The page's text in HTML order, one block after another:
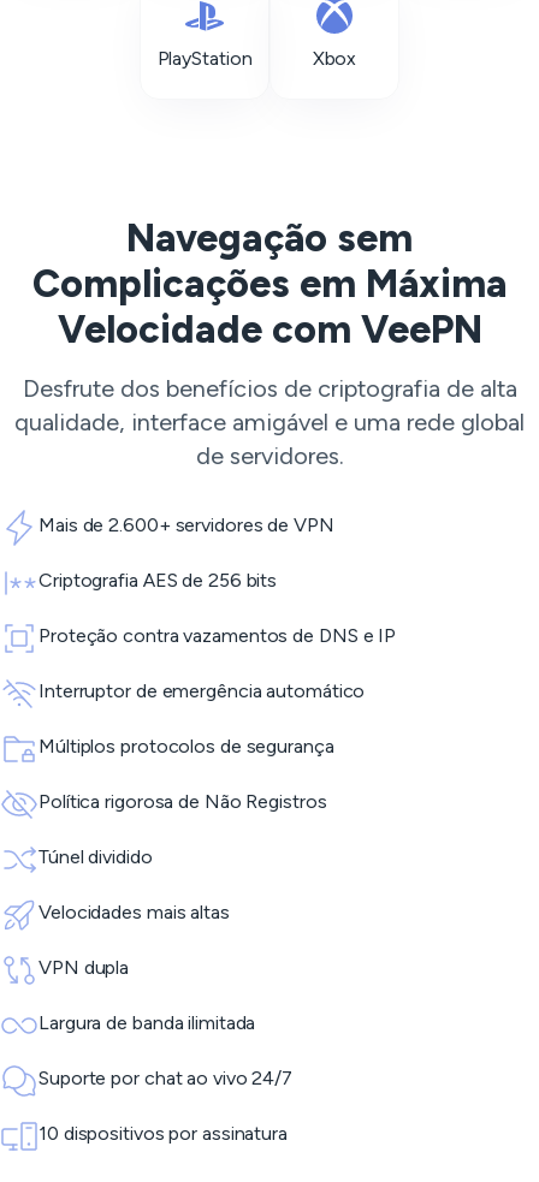
PlayStation Xbox
Navegação sem
Complicações em Máxima
Velocidade com VeePN
Desfrute dos benefícios de criptografia de alta
qualidade, interface amigável e uma rede global
de servidores.
Mais de 2.600+ servidores de VPN
Criptografia AES de 256 bits
Proteção contra vazamentos de DNS e IP
Interruptor de emergência automático
Múltiplos protocolos de segurança
Política rigorosa de Não Registros
Túnel dividido
Velocidades mais altas
VPN dupla
Largura de banda ilimitada
Suporte por chat ao vivo 24/7
10 dispositivos por assinatura